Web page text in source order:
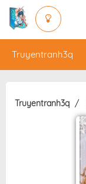
Truyentranh3q
Truyentranh3q